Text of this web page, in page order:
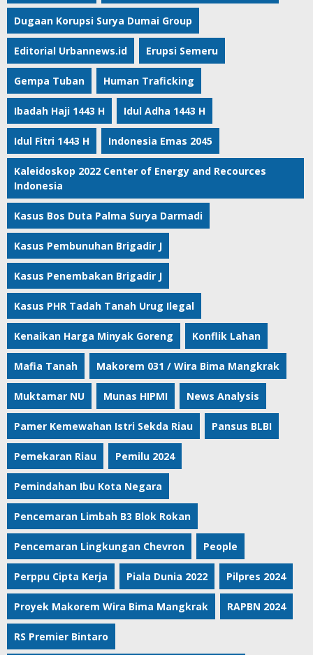
Dugaan Korupsi Surya Dumai Group
Editorial Urbannews.id Erupsi Semeru
Gempa Tuban Human Traficking
Ibadah Haji 1443 H Idul Adha 1443 H
Idul Fitri 1443 H Indonesia Emas 2045
Kaleidoskop 2022 Center of Energy and Recources
Indonesia
Kasus Bos Duta Palma Surya Darmadi
Kasus Pembunuhan Brigadir J
Kasus Penembakan Brigadir J
Kasus PHR Tadah Tanah Urug Ilegal
Kenaikan Harga Minyak Goreng Konflik Lahan
Mafia Tanah Makorem 031 / Wira Bima Mangkrak
Muktamar NU Munas HIPMI News Analysis
Pamer Kemewahan Istri Sekda Riau Pansus BLBI
Pemekaran Riau Pemilu 2024
Pemindahan Ibu Kota Negara
Pencemaran Limbah B3 Blok Rokan
Pencemaran Lingkungan Chevron People
Perppu Cipta Kerja Piala Dunia 2022 Pilpres 2024
Proyek Makorem Wira Bima Mangkrak RAPBN 2024
RS Premier Bintaro